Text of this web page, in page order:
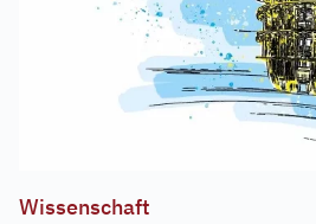
Wissenschaft